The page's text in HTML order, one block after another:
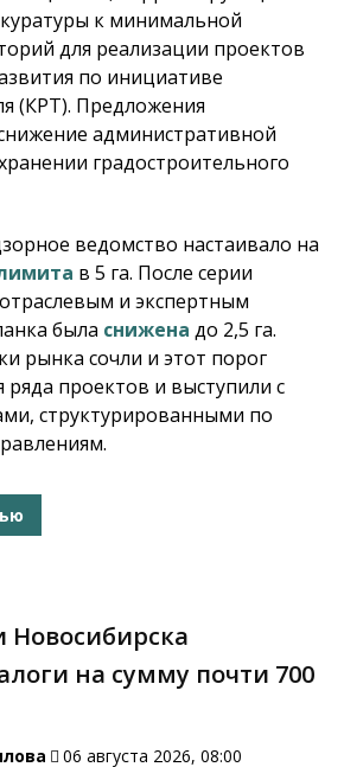
к минимальной
для реализации проектов
по инициативе
(КРТ). Предложения
административной
градостроительного
ведомство настаивало на
в 5 га. После серии
и экспертным
была снижена до 2,5 га.
рынка сочли и этот порог
проектов и выступили с
структурированными по
на сумму почти 700
06 августа 2026, 08:00